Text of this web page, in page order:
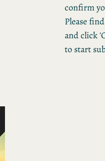
confirm
Please
and click
to start